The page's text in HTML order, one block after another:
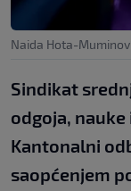
Naida Hota-
Sindikat
odgoja,
Kantonalni
saopćenjem